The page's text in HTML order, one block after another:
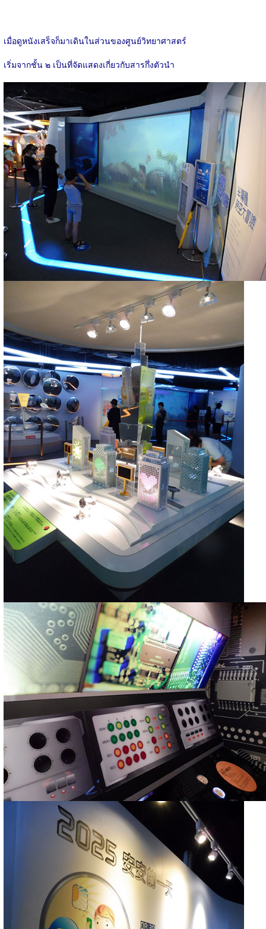
เมื่อดูหนังเสร็จก็มาเดินในส่วนของศูนย์วิทยาศาสตร์
เริ่มจากชั้น ๒ เป็นที่จัดแสดงเกี่ยวกับสารกึ่งตัวนำ